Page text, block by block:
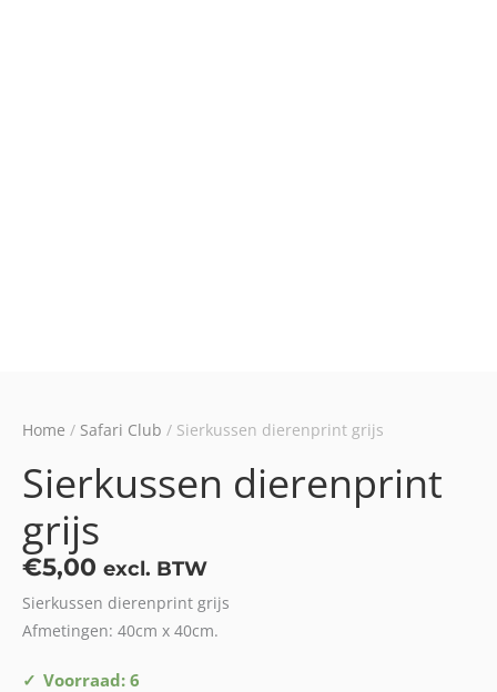
Home / Safari Club / Sierkussen dierenprint grijs
Sierkussen dierenprint
grijs
€5,00 excl. BTW
Sierkussen dierenprint grijs
Afmetingen: 40cm x 40cm.
Voorraad: 6
Sierkussen